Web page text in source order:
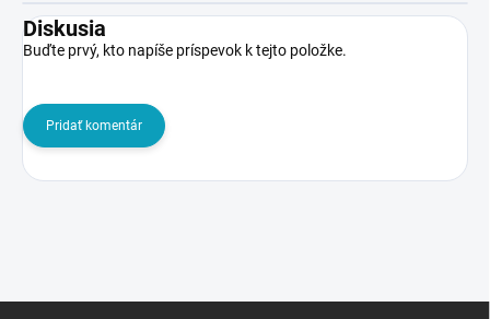
Diskusia
Buďte prvý, kto napíše príspevok k tejto položke.
Pridať komentár